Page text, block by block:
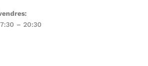
– 20:30